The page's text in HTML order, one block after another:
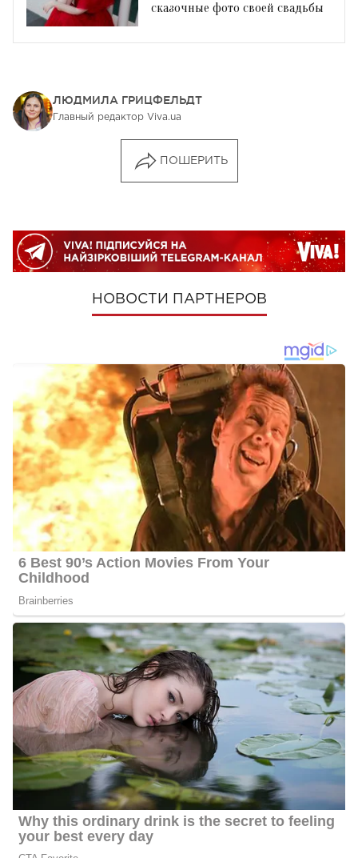
сказочные фото своей свадьбы
ЛЮДМИЛА ГРИЦФЕЛЬДТ
Главный редактор Viva.ua
ПОШЕРИТЬ
НОВОСТИ ПАРТНЕРОВ